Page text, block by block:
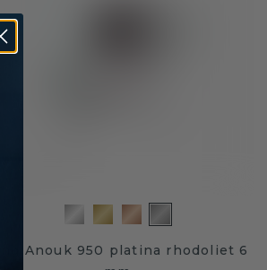
Anouk 950 platina rhodoliet 6